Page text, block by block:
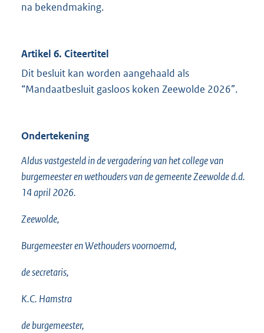
na bekendmaking.
Artikel 6. Citeertitel
Dit besluit kan worden aangehaald als
“Mandaatbesluit gasloos koken Zeewolde 2026”.
Ondertekening
Aldus vastgesteld in de vergadering van het college van
burgemeester en wethouders van de gemeente Zeewolde d.d.
14 april 2026.
Zeewolde,
Burgemeester en Wethouders voornoemd,
de secretaris,
K.C. Hamstra
de burgemeester,